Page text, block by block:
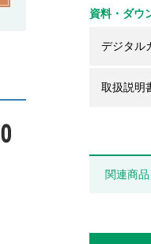
資料・ダウ
デジタル
取扱説明
関連商品